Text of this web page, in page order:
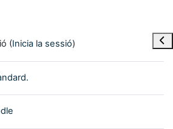
(Inicia la sessió)